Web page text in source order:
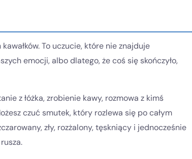
To uczucie, które nie znajduje
emocji, albo dlatego, że coś się skończyło,
z łóżka, zrobienie kawy, rozmowa z kimś
czuć smutek, który rozlewa się po całym
zły, rozżalony, tęskniący i jednocześnie